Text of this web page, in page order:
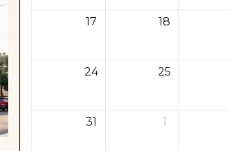
17 18
24 25
31 1